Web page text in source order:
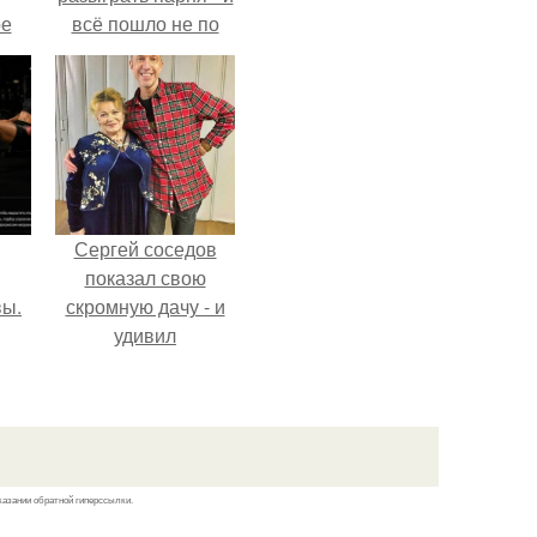
всё пошло не по
плану.
Сергей соседов
показал свою
скромную дачу - и
удивил
обратной гиперссылки.